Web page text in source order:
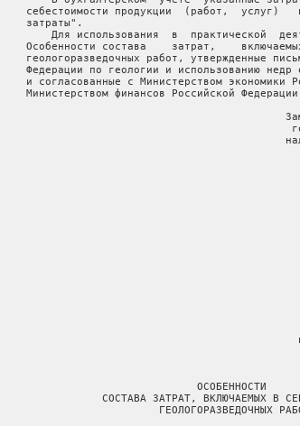
себестоимости продукции  (работ,  услуг)
    затраты".
Для использования  в  практической
Особенности состава    затрат,
геологоразведочных работ, утвержденные
Федерации по геологии и использованию недр
и согласованные с Министерством экономики
Министерством финансов Российской
                               ОСОБЕННОСТИ
СОСТАВА ЗАТРАТ, ВКЛЮЧАЕМЫХ В
ГЕОЛОГОРАЗВЕДОЧНЫХ